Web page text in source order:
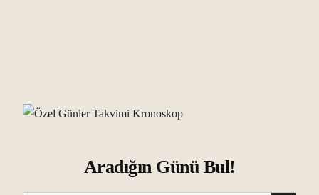
Aradığın Günü Bul!
Search Button